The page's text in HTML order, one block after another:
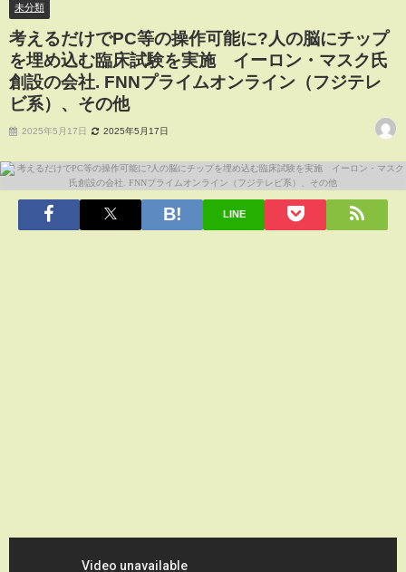
未分類
考えるだけでPC等の操作可能に?人の脳にチップ
を埋め込む臨床試験を実施 イーロン・マスク氏
創設の会社. FNNプライムオンライン（フジテレ
ビ系）、その他
2025年5月17日 2025年5月17日
LINE